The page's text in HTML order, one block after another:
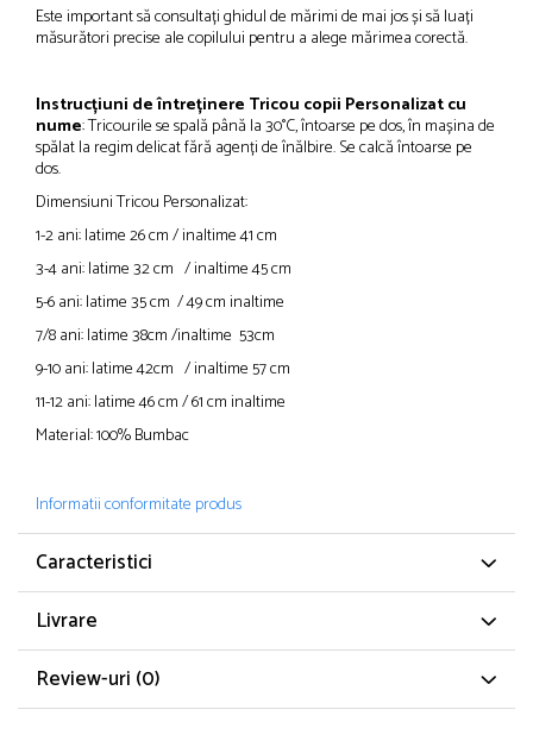
Este important să consultați ghidul de mărimi de mai jos și să luați
măsurători precise ale copilului pentru a alege mărimea corectă.
Instrucțiuni de întreținere Tricou copii Personalizat cu
nume: Tricourile se spală până la 30°C, întoarse pe dos, în mașina de
spălat la regim delicat fără agenți de înălbire. Se calcă întoarse pe
dos.
Dimensiuni Tricou Personalizat:
1-2 ani: latime 26 cm / inaltime 41 cm
3-4 ani: latime 32 cm / inaltime 45 cm
5-6 ani: latime 35 cm / 49 cm inaltime
7/8 ani: latime 38cm /inaltime 53cm
9-10 ani: latime 42cm / inaltime 57 cm
11-12 ani: latime 46 cm / 61 cm inaltime
Material: 100% Bumbac
Informatii conformitate produs
Caracteristici
Livrare
Review-uri (0)